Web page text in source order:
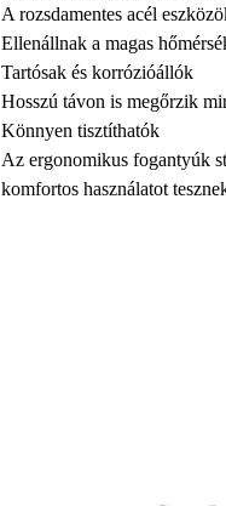
A rozsdamentes acél
Ellenállnak a magas
Tartósak és korrózióállók
Hosszú távon is megőrzik
Könnyen tisztíthatók
Az ergonomikus fogantyúk
komfortos használatot